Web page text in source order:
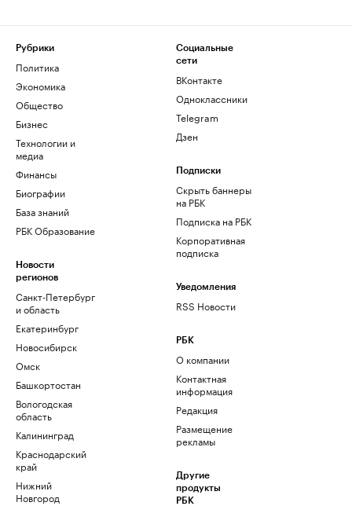
Рубрики
Политика
Экономика
Общество
Бизнес
Технологии и
медиа
Финансы
Биографии
База знаний
РБК Образование
Новости
регионов
Санкт-Петербург
и область
Екатеринбург
Новосибирск
Омск
Башкортостан
Вологодская
область
Калининград
Краснодарский
край
Нижний
Новгород
Социальные
сети
ВКонтакте
Одноклассники
Telegram
Дзен
Подписки
Скрыть баннеры
на РБК
Подписка на РБК
Корпоративная
подписка
Уведомления
RSS Новости
РБК
О компании
Контактная
информация
Редакция
Размещение
рекламы
Другие
продукты
РБК